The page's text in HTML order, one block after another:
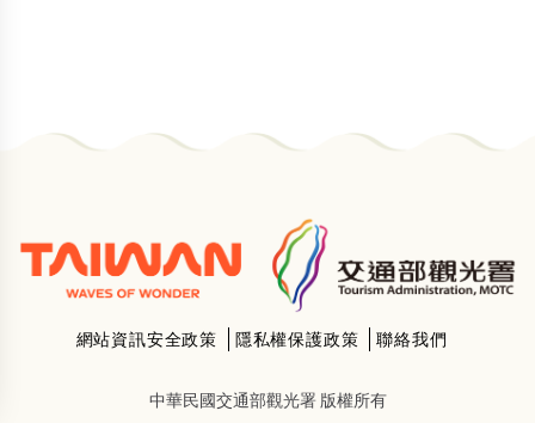
網站資訊安全政策 隱私權保護政策 聯絡我們
中華民國交通部觀光署 版權所有